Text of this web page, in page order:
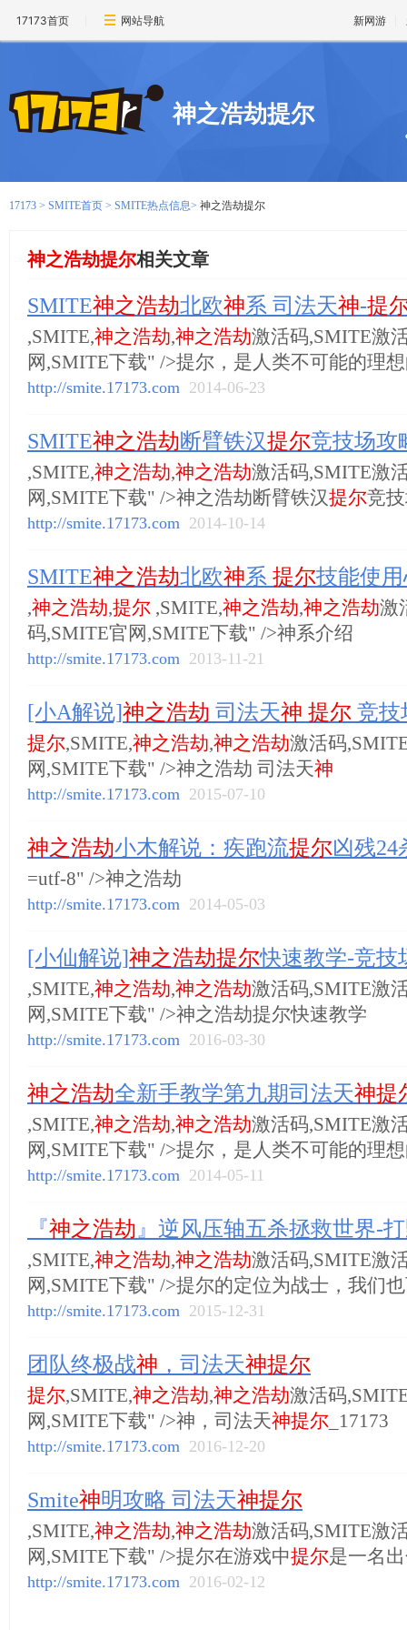
17173首页 网站导航 新网游
神之浩劫提尔
17173 > SMITE首页 > SMITE热点信息> 神之浩劫提尔
神之浩劫提尔相关文章
SMITE神之浩劫北欧神系 司法天神-提
,SMITE,神之浩劫,神之浩劫激活码,SMITE激
网,SMITE下载" />提尔，是人类不可能的理
http://smite.17173.com 2014-06-23
SMITE神之浩劫断臂铁汉提尔竞技场攻
,SMITE,神之浩劫,神之浩劫激活码,SMITE激
网,SMITE下载" />神之浩劫断臂铁汉提尔竞
http://smite.17173.com 2014-10-14
SMITE神之浩劫北欧神系 提尔技能使
,神之浩劫,提尔 ,SMITE,神之浩劫,神之浩劫激
码,SMITE官网,SMITE下载" />神系介绍
http://smite.17173.com 2013-11-21
[小A解说]神之浩劫 司法天神 提尔 竞技
提尔,SMITE,神之浩劫,神之浩劫激活码
网,SMITE下载" />神之浩劫 司法天神
http://smite.17173.com 2015-07-10
神之浩劫小木解说：疾跑流提尔凶残24
=utf-8" />神之浩劫
http://smite.17173.com 2014-05-03
[小仙解说]神之浩劫提尔快速教学-竞技
,SMITE,神之浩劫,神之浩劫激活码,SMITE激
网,SMITE下载" />神之浩劫提尔快速教学
http://smite.17173.com 2016-03-30
神之浩劫全新手教学第九期司法天神提
,SMITE,神之浩劫,神之浩劫激活码,SMITE激
网,SMITE下载" />提尔，是人类不可能的理
http://smite.17173.com 2014-05-11
『神之浩劫 』逆风压轴五杀拯救世界-
,SMITE,神之浩劫,神之浩劫激活码,SMITE激
网,SMITE下载" />提尔的定位为战士，我们
http://smite.17173.com 2015-12-31
团队终极战神 ，司法天神提尔
提尔,SMITE,神之浩劫,神之浩劫激活码
网,SMITE下载" />神，司法天神提尔 _17173
http://smite.17173.com 2016-12-20
Smite神明攻略 司法天神提尔
,SMITE,神之浩劫,神之浩劫激活码,SMITE激
网,SMITE下载" />提尔在游戏中提尔是一名
http://smite.17173.com 2016-02-12